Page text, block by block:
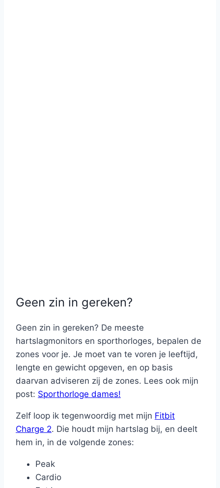
Geen zin in gereken?
Geen zin in gereken? De meeste
hartslagmonitors en sporthorloges, bepalen de
zones voor je. Je moet van te voren je leeftijd,
lengte en gewicht opgeven, en op basis
daarvan adviseren zij de zones. Lees ook mijn
post: Sporthorloge dames!
Zelf loop ik tegenwoordig met mijn Fitbit
Charge 2. Die houdt mijn hartslag bij, en deelt
hem in, in de volgende zones:
Peak
Cardio